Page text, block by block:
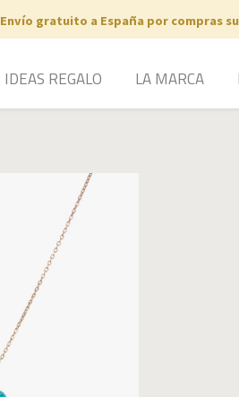
Envío gratuito a España por compras
IDEAS REGALO LA MARCA